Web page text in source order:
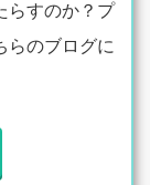
らすのか？プ
らのブログに